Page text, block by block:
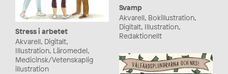
Svamp
Akvarell, Bokillustration,
Digitalt, Illustration,
Redaktionellt
Stress i arbetet
Akvarell, Digitalt,
Illustration, Läromedel,
Medicinsk/Vetenskaplig
illustration